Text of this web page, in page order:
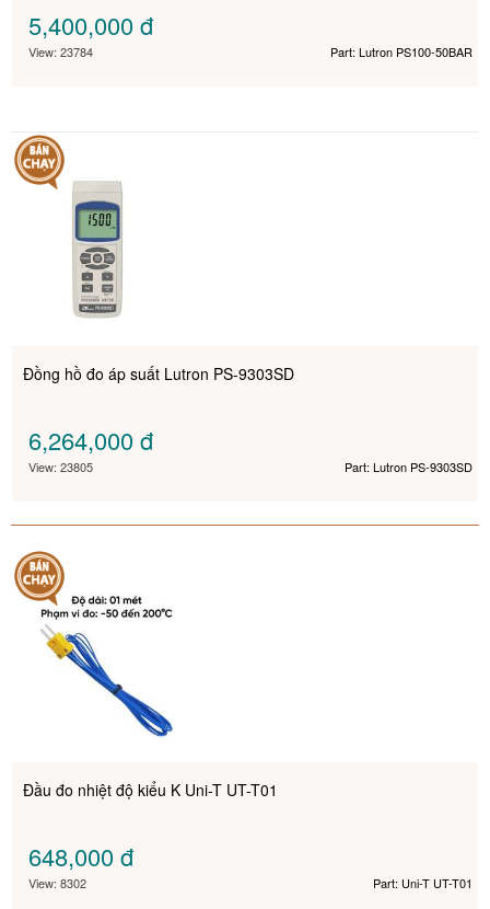
5,400,000đ
View: 23784 Part: Lutron PS100-50BAR
Đồng hồ đo áp suất Lutron PS-9303SD
6,264,000đ
View: 23805 Part: Lutron PS-9303SD
Đầu đo nhiệt độ kiểu K Uni-T UT-T01
648,000đ
View: 8302 Part: Uni-T UT-T01